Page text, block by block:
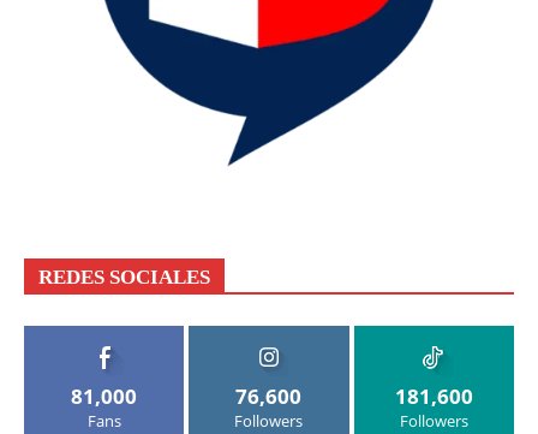
REDES SOCIALES
81,000
Fans
76,600
Followers
181,600
Followers